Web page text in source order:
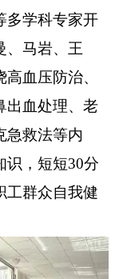
多学科专家开
、马岩、王
血压防治、
出血处理、老
急救法等内
识，短短30分
工群众自我健